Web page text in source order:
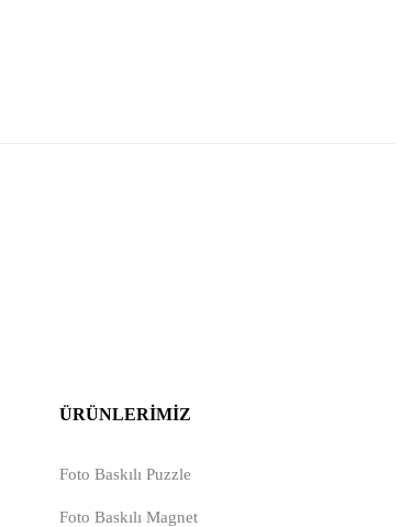
ÜRÜNLERIMIZ
Foto Baskılı Puzzle
Foto Baskılı Magnet